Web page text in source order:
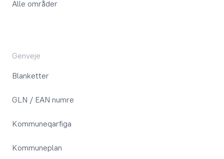
Alle områder
Genveje
Blanketter
GLN / EAN numre
Kommuneqarfiga
Kommuneplan